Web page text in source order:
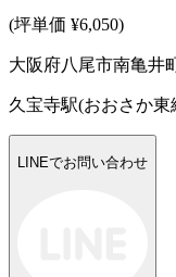
(坪単価 ¥6,050)
大阪府八尾市南亀井
久宝寺駅(おおさか東
LINEでお問い合わせ